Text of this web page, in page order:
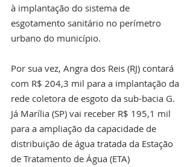
à implantação do sistema de
esgotamento sanitário no perímetro
urbano do município.
Por sua vez, Angra dos Reis (RJ) contará
com R$ 204,3 mil para a implantação da
rede coletora de esgoto da sub-bacia G.
Já Marília (SP) vai receber R$ 195,1 mil
para a ampliação da capacidade de
distribuição de água tratada da Estação
de Tratamento de Água (ETA)